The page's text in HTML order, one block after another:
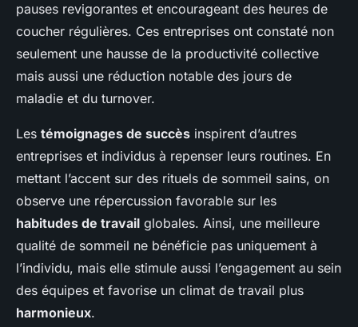
pauses revigorantes et encourageant des heures de
coucher régulières. Ces entreprises ont constaté non
seulement une hausse de la productivité collective
mais aussi une réduction notable des jours de
maladie et du turnover.
Les témoignages de succès inspirent d’autres
entreprises et individus à repenser leurs routines. En
mettant l’accent sur des rituels de sommeil sains, on
observe une répercussion favorable sur les
habitudes de travail globales. Ainsi, une meilleure
qualité de sommeil ne bénéficie pas uniquement à
l’individu, mais elle stimule aussi l’engagement au sein
des équipes et favorise un climat de travail plus
harmonieux.